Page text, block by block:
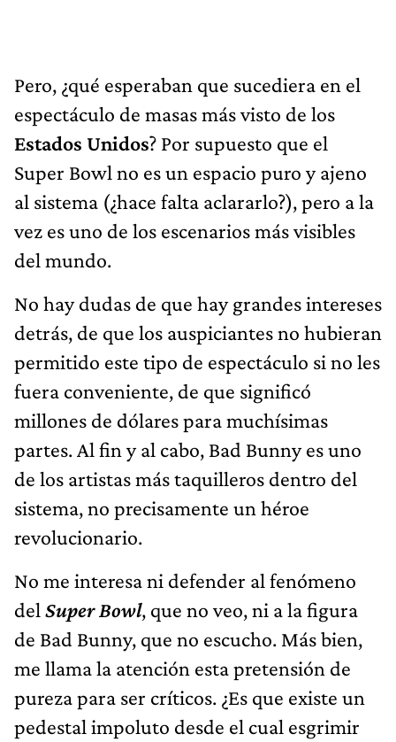
Pero, ¿qué esperaban que sucediera en el
espectáculo de masas más visto de los
Estados Unidos? Por supuesto que el
Super Bowl no es un espacio puro y ajeno
al sistema (¿hace falta aclararlo?), pero a la
vez es uno de los escenarios más visibles
del mundo.
No hay dudas de que hay grandes intereses
detrás, de que los auspiciantes no hubieran
permitido este tipo de espectáculo si no les
fuera conveniente, de que significó
millones de dólares para muchísimas
partes. Al fin y al cabo, Bad Bunny es uno
de los artistas más taquilleros dentro del
sistema, no precisamente un héroe
revolucionario.
No me interesa ni defender al fenómeno
del Super Bowl, que no veo, ni a la figura
de Bad Bunny, que no escucho. Más bien,
me llama la atención esta pretensión de
pureza para ser críticos. ¿Es que existe un
pedestal impoluto desde el cual esgrimir